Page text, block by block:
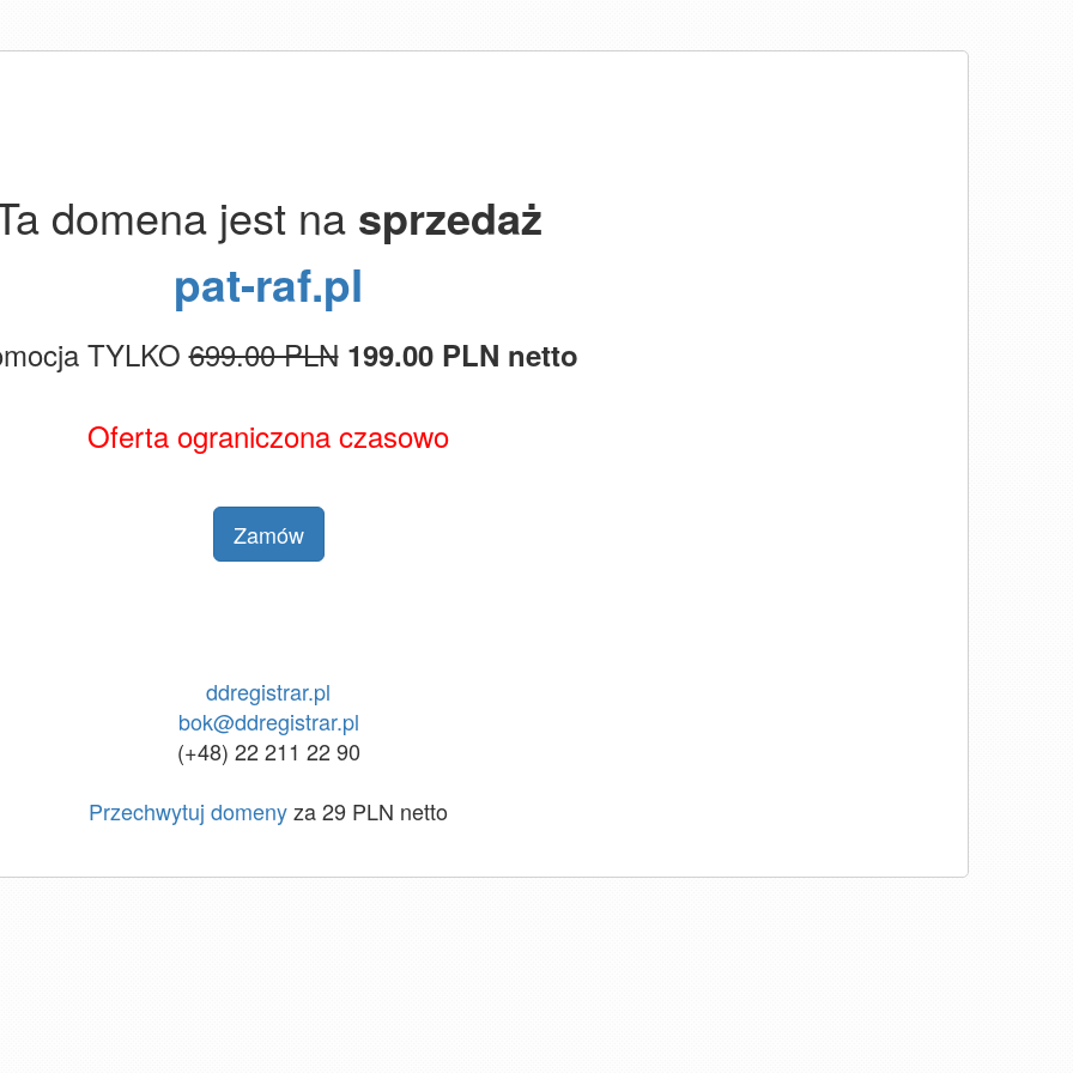
domena jest na sprzedaż
pat-raf.pl
TYLKO699.00 PLN 199.00 PLN netto
Oferta ograniczona czasowo
Zamów
ddregistrar.pl
bok@ddregistrar.pl
(+48) 22 211 22 90
Przechwytuj domenyza 29 PLN netto